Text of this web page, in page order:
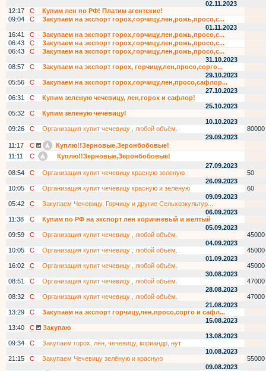
02.11.2023
12:17
С
Купим лен по РФ! Платим агентские!
09:04
С
Закупаем на экспорт горох,горчицу,лен,рожь,просо,с...
01.11.2023
16:41
С
Закупаем на экспорт горох,горчицу,лен,рожь,просо,с...
06:43
С
Закупаем на экспорт горох,горчицу,лен,рожь,просо,с...
06:43
С
Закупаем на экспорт горох,горчицу,лен,рожь,просо,с...
31.10.2023
08:57
С
Закупаем на экспорт горох, горчицу,лен,просо,сорго...
29.10.2023
05:56
С
Закупаем на экспорт горох,горчицу,лен,просо,сафлор...
27.10.2023
06:31
С
Купим зеленую чечевицу, лен,горох и сафлор!
25.10.2023
05:32
С
Купим зеленую чечевицу!
10.10.2023
09:26
С Организация купит чечевицу , любой объём.
80000
29.09.2023
11:17
С
Куплю!!Зерновые,Зеронбобовые!
11:11
С
Куплю!!Зерновые,Зеронбобовые!
27.09.2023
08:54
С Организация купит чечевицу красную зеленую
50
26.09.2023
10:05
С Организация купит чечевицу красную и зеленую
60
09.09.2023
05:42
С
Закупаем Чечевицу, Горчицу и другие Сельхозкультур...
06.09.2023
11:38
С
Купим по РФ на экспорт лен коричневый и желтый
05.09.2023
09:59
С Организация купит чечевицу , любой объём.
45000
04.09.2023
10:05
С Организация купит чечевицу , любой объём.
45000
01.09.2023
16:02
С Организация купит чечевицу , любой объём.
45000
30.08.2023
08:51
С Организация купит чечевицу , любой объём.
47000
28.08.2023
08:32
С Организация купит чечевицу , любой объём.
47000
21.08.2023
13:29
С
Закупаем на экспорт горчицу,лен,просо,сорго и сафл...
15.08.2023
13:40
С
Закупаю
13.08.2023
09:34
С
Закупаем горох, лён, чечевицу, кориандр, нут
10.08.2023
21:15
С Закупаем Чечевицу зелёную и красную
55000
09.08.2023